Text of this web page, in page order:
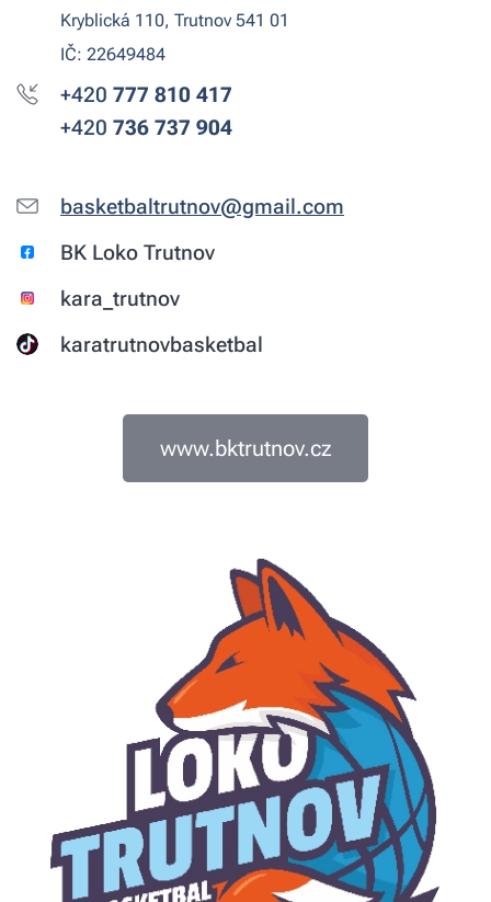
Kryblická 110, Trutnov 541 01
IČ: 22649484
+420 777 810 417
+420 736 737 904
basketbaltrutnov@gmail.com
BK Loko Trutnov
kara_trutnov
karatrutnovbasketbal
www.bktrutnov.cz